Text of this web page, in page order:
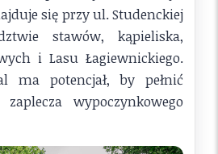
się przy ul. Studenckiej
stawów, kąpieliska,
i Lasu Łagiewnickiego.
ma potencjał, by pełnić
wypoczynkowego